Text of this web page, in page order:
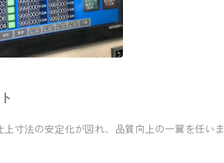
寸法の安定化が図れ、品質向上の一翼を任いま